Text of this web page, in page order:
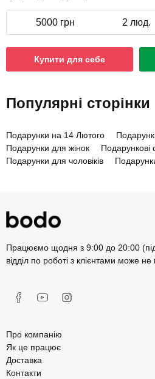
5000 грн 2 люд.
Купити для себе
Популярні сторінки
Подарунки на 14 Лютого
Подарунки для жінок
Подарункові
Подарунки для чоловіків
Працюємо щодня з 9:00 до 20:00 (під
відділ по роботі з клієнтами може
Про компанію
Як це працює
Доставка
Контакти